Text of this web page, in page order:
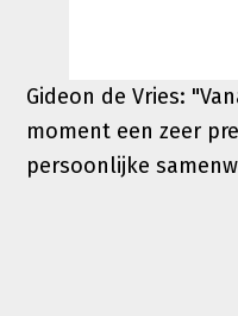
Gideon de Vries:
moment een zeer
persoonlijke